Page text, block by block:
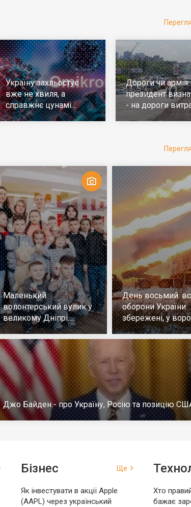
Україну захльостує
вже не хвиля, а
справжнє цунамі
ковіда. Що робити
Дороги чи армія:
президент
- на дороги
у 10 разів
Маленький
волонтерський вулик у
великому Дніпрі.
Репортаж
День восьмий: всі
оборони України
збережені, у
немає успіху
Джо Байден - про Україну, Росію та позицію
Бізнес Ще
Як інвестувати в акції Apple
(AAPL) через український
Хто
бажає